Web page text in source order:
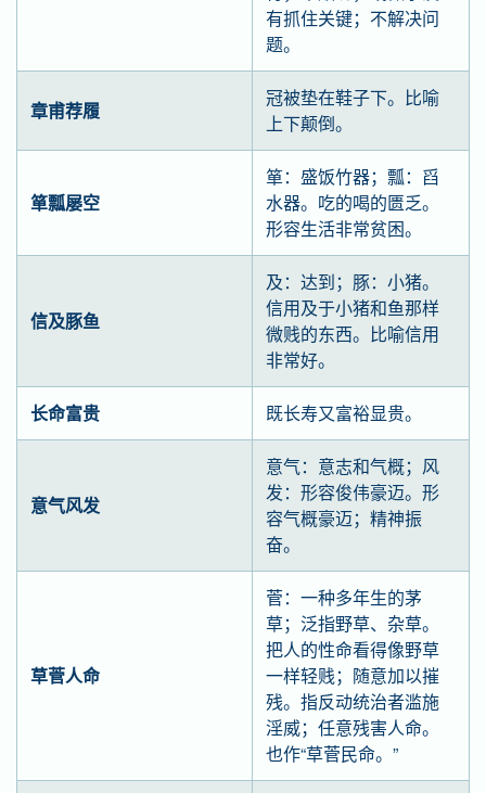
有抓住关键；不解决问
题。
章甫荐履
冠被垫在鞋子下。比喻
上下颠倒。
箪瓢屡空
箪：盛饭竹器；瓢：舀
水器。吃的喝的匮乏。
形容生活非常贫困。
信及豚鱼
及：达到；豚：小猪。
信用及于小猪和鱼那样
微贱的东西。比喻信用
非常好。
长命富贵 既长寿又富裕显贵。
意气风发
意气：意志和气概；风
发：形容俊伟豪迈。形
容气概豪迈；精神振
奋。
草菅人命
菅：一种多年生的茅
草；泛指野草、杂草。
把人的性命看得像野草
一样轻贱；随意加以摧
残。指反动统治者滥施
淫威；任意残害人命。
也作“草菅民命。”